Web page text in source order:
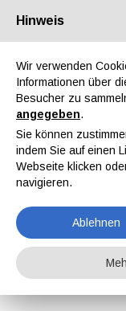
Über uns Partner
Home ipcmPedia
Hinweis
Wir verwenden
Informationen über
Besucher zu
angegeben.
Sie können
indem Sie auf einen
Webseite klicken
navigieren.
Ablehnen